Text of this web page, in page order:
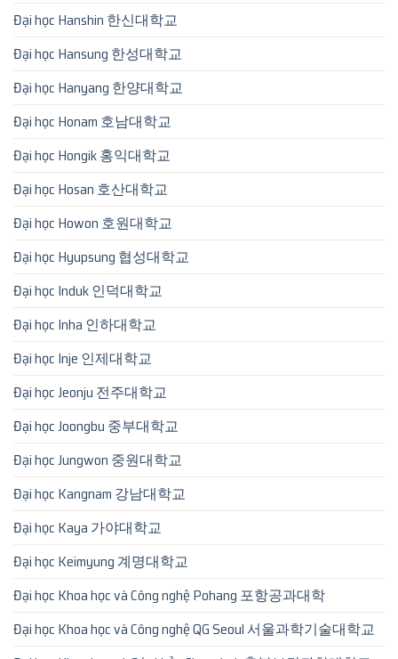
Đại học Hanshin 한신대학교
Đại học Hansung 한성대학교
Đại học Hanyang 한양대학교
Đại học Honam 호남대학교
Đại học Hongik 홍익대학교
Đại học Hosan 호산대학교
Đại học Howon 호원대학교
Đại học Hyupsung 협성대학교
Đại học Induk 인덕대학교
Đại học Inha 인하대학교
Đại học Inje 인제대학교
Đại học Jeonju 전주대학교
Đại học Joongbu 중부대학교
Đại học Jungwon 중원대학교
Đại học Kangnam 강남대학교
Đại học Kaya 가야대학교
Đại học Keimyung 계명대학교
Đại học Khoa học và Công nghệ Pohang 포항공과대학
Đại học Khoa học và Công nghệ QG Seoul 서울과학기술대학교